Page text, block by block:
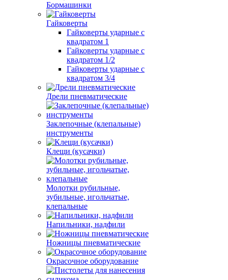
Бормашинки
Гайковерты
Гайковерты ударные с
квадратом 1
Гайковерты ударные с
квадратом 1/2
Гайковерты ударные с
квадратом 3/4
Дрели пневматические
Заклепочные (клепальные)
инструменты
Клещи (кусачки)
Молотки рубильные,
зубильные, игольчатые,
клепальные
Напильники, надфили
Ножницы пневматические
Окрасочное оборудование